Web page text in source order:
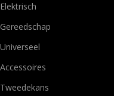
Elektrisch
Gereedschap
Universeel
Accessoires
Tweedekans